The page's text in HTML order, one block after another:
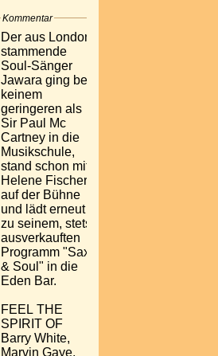
Kommentar
Der aus London
stammende
Soul-Sänger
Jawara ging bei
keinem
geringeren als
Sir Paul Mc
Cartney in die
Musikschule,
stand schon mit
Helene Fischer
auf der Bühne
und lädt erneut
zu seinem, stets
ausverkauften
Programm "Sax
& Soul" in die
Eden Bar.
FEEL THE
SPIRIT OF
Barry White,
Marvin Gaye,